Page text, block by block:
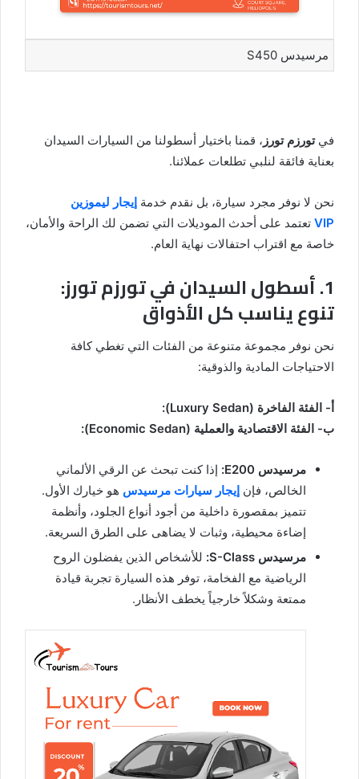
مرسيدس S450
فيتورزم تورز ، قمنا باختيار أسطولنا من السيارات السيدان
بعناية فائقة لنلبي تطلعات عملائنا.
نحن لا نوفر مجرد سيارة، بل نقدم خدمة إيجار ليموزين
VIP تعتمد على أحدث الموديلات التي تضمن لك الراحة والأمان،
خاصة مع اقتراب احتفالات نهاية العام.
1. أسطول السيدان في تورزم تورز:
تنوع يناسب كل الأذواق
نحن نوفر مجموعة متنوعة من الفئات التي تغطي كافة
الاحتياجات المادية والذوقية:
أ- الفئة الفاخرة (Luxury Sedan):
ب- الفئة الاقتصادية والعملية (Economic Sedan):
مرسيدس E200:
إذا كنت تبحث عن الرقي الألماني
الخالص، فإن إيجار سيارات مرسيدس هو خيارك الأول.
تتميز بمقصورة داخلية من أجود أنواع الجلود، وأنظمة
إضاءة محيطية، وثبات لا يضاهى على الطرق السريعة.
مرسيدس S-Class:
للأشخاص الذين يفضلون الروح
الرياضية مع الفخامة، توفر هذه السيارة تجربة قيادة
ممتعة وشكلاً خارجياً يخطف الأنظار.